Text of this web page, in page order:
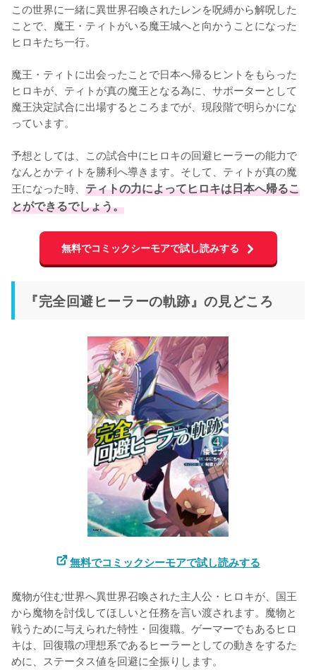
この世界に一緒に異世界召喚されたレンを呪縛から解呪した
ことで、魔王・ティトがいる魔王城へと向かうことになった
ヒロキたち一行。
魔王・ティトに出会ったことで日本へ帰るヒントをもらった
ヒロキが、ティトが真の魔王となる為に、サポーターとして
魔王決定試合に出場するところまでが、現段階で明らかにな
っています。
予想としては、この試合中にヒロキの回避ヒーラーの能力で
なんとかティトを勝利へ導きます。そして、ティトが真の魔
王になった時、 ティトの力によってヒロキは日本へ帰るこ
とができるでしょう。
無料でコミックシーモアで試し読みする
『完全回避ヒーラーの軌跡』の見どころ
無料でコミックシーモアで試し読みする
魔物が住む世界へ異世界召喚された主人公・ヒロキが、国王
から魔物を討伐してほしいと任務を言い渡されます。魔物と
戦うために与えられた特性・回復職。ゲーマーでもあるヒロ
キは、回復職の理想系であるヒーラーとしての動きをするた
めに、ステータス値を回避に全振りします。